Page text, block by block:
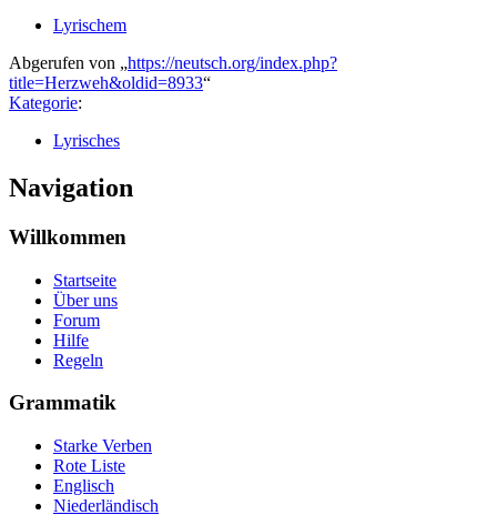
Lyrischem
Abgerufen von „https://neutsch.org/index.php?
title=Herzweh&oldid=8933“
Kategorie:
Lyrisches
Navigation
Willkommen
Startseite
Über uns
Forum
Hilfe
Regeln
Grammatik
Starke Verben
Rote Liste
Englisch
Niederländisch